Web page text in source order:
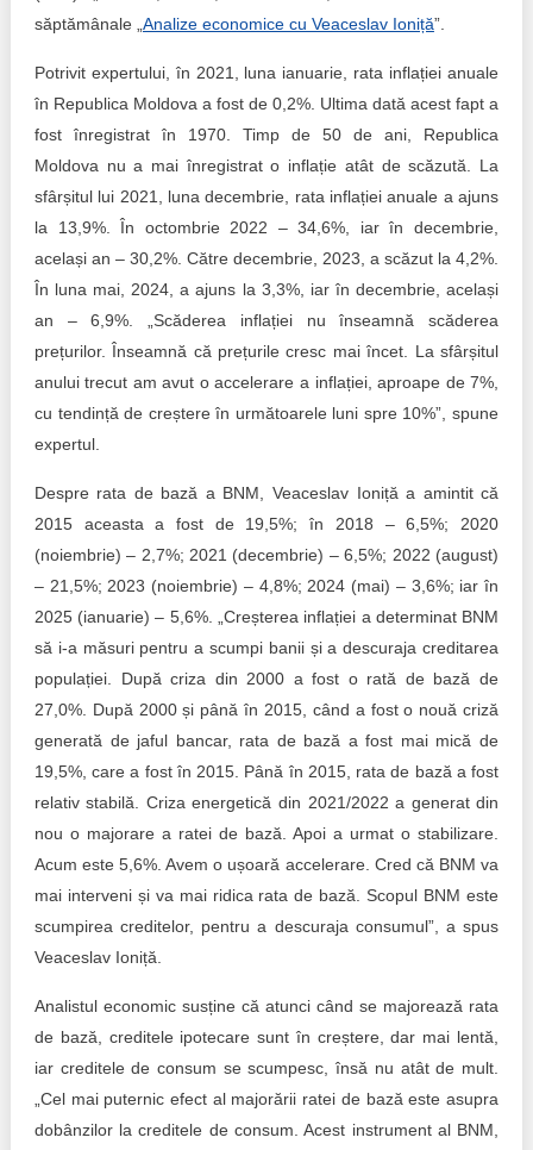
săptămânale „ Analize economice cu Veaceslav Ioniță”.
Potrivit expertului, în 2021, luna ianuarie, rata inflației anuale
în Republica Moldova a fost de 0,2%. Ultima dată acest fapt a
fost înregistrat în 1970. Timp de 50 de ani, Republica
Moldova nu a mai înregistrat o inflație atât de scăzută. La
sfârșitul lui 2021, luna decembrie, rata inflației anuale a ajuns
la 13,9%. În octombrie 2022 – 34,6%, iar în decembrie,
același an – 30,2%. Către decembrie, 2023, a scăzut la 4,2%.
În luna mai, 2024, a ajuns la 3,3%, iar în decembrie, același
an – 6,9%. „Scăderea inflației nu înseamnă scăderea
prețurilor. Înseamnă că prețurile cresc mai încet. La sfârșitul
anului trecut am avut o accelerare a inflației, aproape de 7%,
cu tendință de creștere în următoarele luni spre 10%”, spune
expertul.
Despre rata de bază a BNM, Veaceslav Ioniță a amintit că
2015 aceasta a fost de 19,5%; în 2018 – 6,5%; 2020
(noiembrie) – 2,7%; 2021 (decembrie) – 6,5%; 2022 (august)
– 21,5%; 2023 (noiembrie) – 4,8%; 2024 (mai) – 3,6%; iar în
2025 (ianuarie) – 5,6%. „Creșterea inflației a determinat BNM
să i-a măsuri pentru a scumpi banii și a descuraja creditarea
populației. După criza din 2000 a fost o rată de bază de
27,0%. După 2000 și până în 2015, când a fost o nouă criză
generată de jaful bancar, rata de bază a fost mai mică de
19,5%, care a fost în 2015. Până în 2015, rata de bază a fost
relativ stabilă. Criza energetică din 2021/2022 a generat din
nou o majorare a ratei de bază. Apoi a urmat o stabilizare.
Acum este 5,6%. Avem o ușoară accelerare. Cred că BNM va
mai interveni și va mai ridica rata de bază. Scopul BNM este
scumpirea creditelor, pentru a descuraja consumul”, a spus
Veaceslav Ioniță.
Analistul economic susține că atunci când se majorează rata
de bază, creditele ipotecare sunt în creștere, dar mai lentă,
iar creditele de consum se scumpesc, însă nu atât de mult.
„Cel mai puternic efect al majorării ratei de bază este asupra
dobânzilor la creditele de consum. Acest instrument al BNM,